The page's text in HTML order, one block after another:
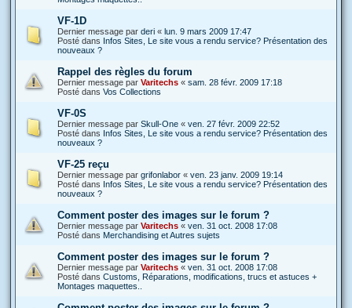
VF-1D
Dernier message par deri « lun. 9 mars 2009 17:47
Posté dans Infos Sites, Le site vous a rendu service? Présentation des
nouveaux ?
Rappel des règles du forum
Dernier message par Varitechs « sam. 28 févr. 2009 17:18
Posté dans Vos Collections
VF-0S
Dernier message par Skull-One « ven. 27 févr. 2009 22:52
Posté dans Infos Sites, Le site vous a rendu service? Présentation des
nouveaux ?
VF-25 reçu
Dernier message par grifonlabor « ven. 23 janv. 2009 19:14
Posté dans Infos Sites, Le site vous a rendu service? Présentation des
nouveaux ?
Comment poster des images sur le forum ?
Dernier message par Varitechs « ven. 31 oct. 2008 17:08
Posté dans Merchandising et Autres sujets
Comment poster des images sur le forum ?
Dernier message par Varitechs « ven. 31 oct. 2008 17:08
Posté dans Customs, Réparations, modifications, trucs et astuces +
Montages maquettes..